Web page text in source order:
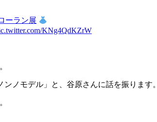
ーラン展
KNg4QdKZrW
ノモデル」と、谷原さんに話を振ります。